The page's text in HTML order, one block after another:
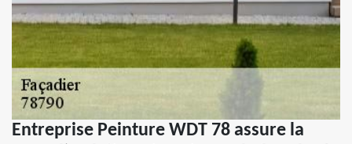
Entreprise Peinture WDT 78 assure la